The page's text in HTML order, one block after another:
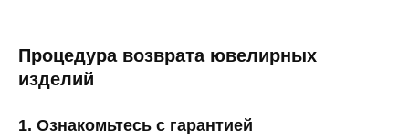
Процедура возврата ювелирных
изделий
1. Ознакомьтесь с гарантией